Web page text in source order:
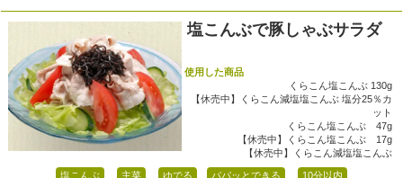
塩こんぶで豚しゃぶサラダ
使用した商品
くらこん塩こんぶ 130g
【休売中】くらこん減塩塩こんぶ 塩分25％カ
ット
くらこん塩こんぶ 47g
【休売中】くらこん塩こんぶ 17g
【休売中】くらこん減塩塩こんぶ
塩こんぶ 主菜 ゆでる パパッとできる 10分以内